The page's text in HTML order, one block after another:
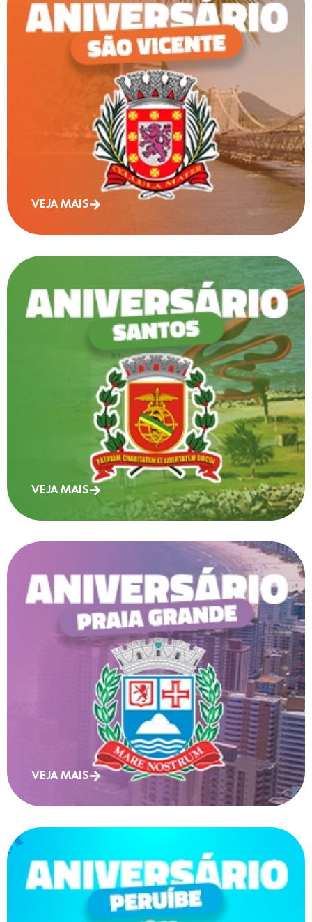
VEJA MAIS
VEJA MAIS
VEJA MAIS